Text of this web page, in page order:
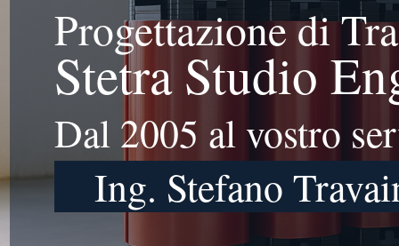
Progettazione di
Stetra Studio
Dal 2005 al vostro
Ing. Stefano